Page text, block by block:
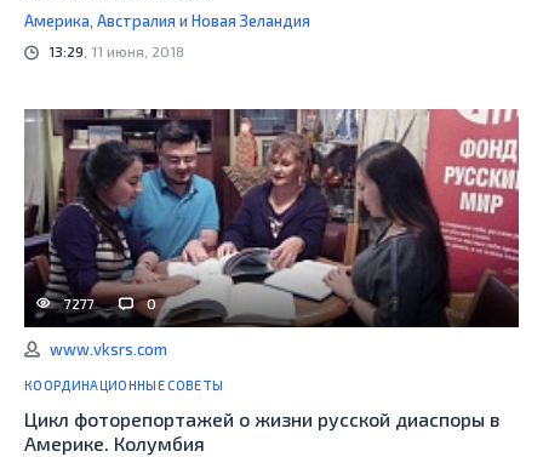
Америка, Австралия и Новая Зеландия
13:29 , 11 июня, 2018
7277 0
www.vksrs.com
КООРДИНАЦИОННЫЕ СОВЕТЫ
Цикл фоторепортажей о жизни русской диаспоры в
Америке. Колумбия